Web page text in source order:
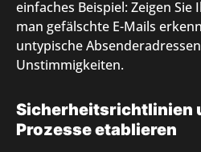
einfaches Beispiel: Zeigen
man gefälschte E-Mails
untypische
Unstimmigkeiten.
Sicherheitsrichtlinien
Prozesse etablieren